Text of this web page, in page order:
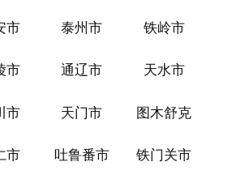
市 泰州市 铁岭市
市 通辽市 天水市
市 天门市 图木舒克
市 吐鲁番市 铁门关市